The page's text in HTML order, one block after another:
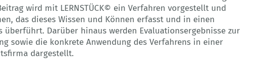
wird mit LERNSTÜCK© ein Verfahren vorgestellt und
das dieses Wissen und Können erfasst und in einen
überführt. Darüber hinaus werden Evaluationsergebnisse zur
sowie die konkrete Anwendung des Verfahrens in einer
dargestellt.